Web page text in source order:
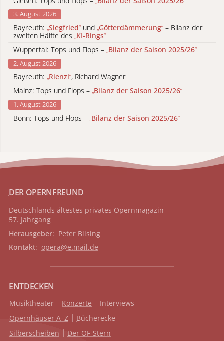
3. August 2026
Bayreuth: „Siegfried“ und „Götterdämmerung“ – Bilanz der
zweiten Hälfte des „KI-Rings“
Wuppertal: Tops und Flops – „Bilanz der Saison 2025/26“
2. August 2026
Bayreuth: „Rienzi“, Richard Wagner
Mainz: Tops und Flops – „Bilanz der Saison 2025/26“
1. August 2026
Bonn: Tops und Flops – „Bilanz der Saison 2025/26“
DER OPERNFREUND
Deutschlands ältestes privates Opernmagazin
57. Jahrgang
Herausgeber: Peter Bilsing
Kontakt: opera@e.mail.de
ENTDECKEN
Musiktheater Konzerte
Interviews
Opernhäuser A–Z
Bücherecke
Silberscheiben
Der OF-Stern